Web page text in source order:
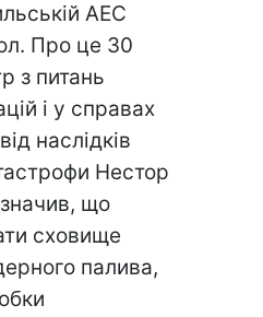
АЕС
Про це 30
з питань
і у справах
наслідків
Нестор
що
сховище
палива,